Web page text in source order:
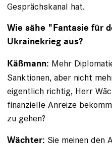
Gesprächskanal hat.
Wie sähe "Fantasie für
Ukrainekrieg aus?
Käßmann: Mehr
Sanktionen, aber nicht
eigentlich richtig, Herr
finanzielle Anreize
zu gehen?
Wächter: Sie meinen den